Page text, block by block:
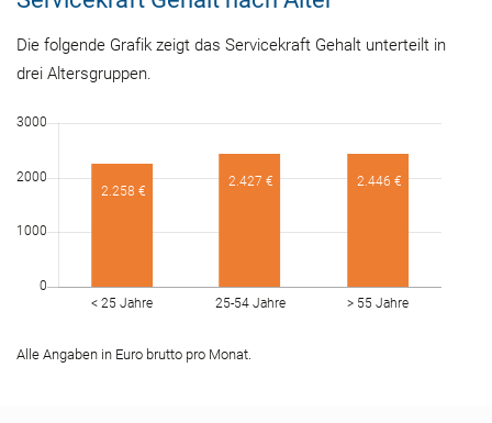
Die folgende Grafik zeigt das Servicekraft Gehalt unterteilt in
drei Altersgruppen.
Alle Angaben in Euro brutto pro Monat.